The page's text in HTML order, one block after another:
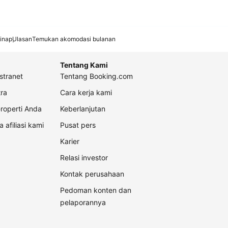
UlasanTemukan akomodasi bulanan
Anda
afiliasi kami
Tentang Kami
Tentang Booking.com
Cara kerja kami
Keberlanjutan
Pusat pers
Karier
Relasi investor
Kontak perusahaan
Pedoman konten dan
pelaporannya